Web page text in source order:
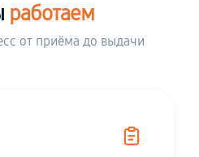
работаем
от приёма до выдачи